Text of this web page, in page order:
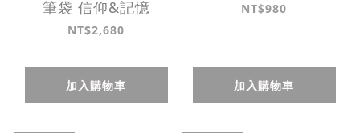
筆袋 信仰&記憶
NT$2,680
加入購物車
NT$980
加入購物車